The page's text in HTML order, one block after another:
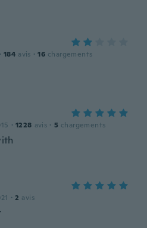
· 184 avis · 16 chargements
· 1228 avis · 5 chargements
· 2 avis